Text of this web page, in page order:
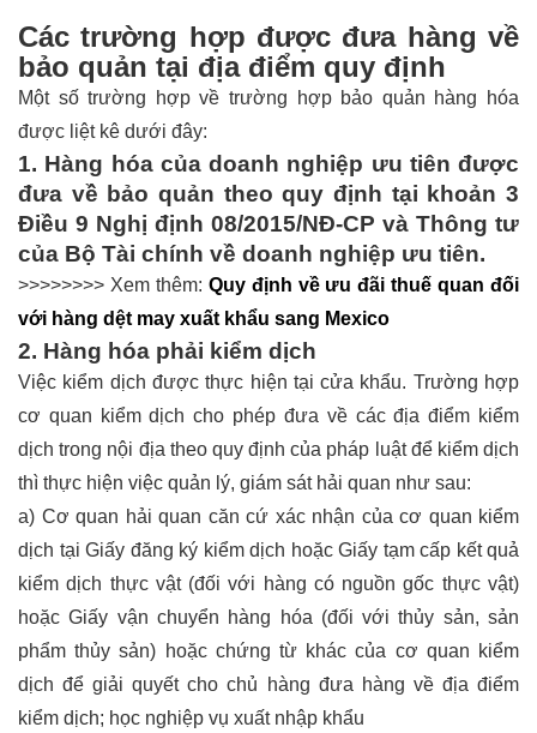
Các trường hợp được đưa hàng về
bảo quản tại địa điểm quy định
Một số trường hợp về trường hợp bảo quản hàng hóa
được liệt kê dưới đây:
1. Hàng hóa của doanh nghiệp ưu tiên được
đưa về bảo quản theo quy định tại khoản 3
Điều 9 Nghị định 08/2015/NĐ-CP và Thông tư
của Bộ Tài chính về doanh nghiệp ưu tiên.
>>>>>>>> Xem thêm: Quy định về ưu đãi thuế quan đối
với hàng dệt may xuất khẩu sang Mexico
2. Hàng hóa phải kiểm dịch
Việc kiểm dịch được thực hiện tại cửa khẩu. Trường hợp
cơ quan kiểm dịch cho phép đưa về các địa điểm kiểm
dịch trong nội địa theo quy định của pháp luật để kiểm dịch
thì thực hiện việc quản lý, giám sát hải quan như sau:
a) Cơ quan hải quan căn cứ xác nhận của cơ quan kiểm
dịch tại Giấy đăng ký kiểm dịch hoặc Giấy tạm cấp kết quả
kiểm dịch thực vật (đối với hàng có nguồn gốc thực vật)
hoặc Giấy vận chuyển hàng hóa (đối với thủy sản, sản
phẩm thủy sản) hoặc chứng từ khác của cơ quan kiểm
dịch để giải quyết cho chủ hàng đưa hàng về địa điểm
kiểm dịch; học nghiệp vụ xuất nhập khẩu